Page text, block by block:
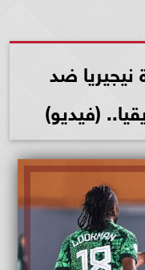
ضد
(فيديو)